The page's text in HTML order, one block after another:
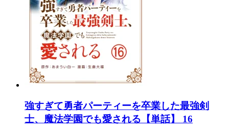
強すぎて勇者パーティーを卒業した最強剣
士、魔法学園でも愛される【単話】 16